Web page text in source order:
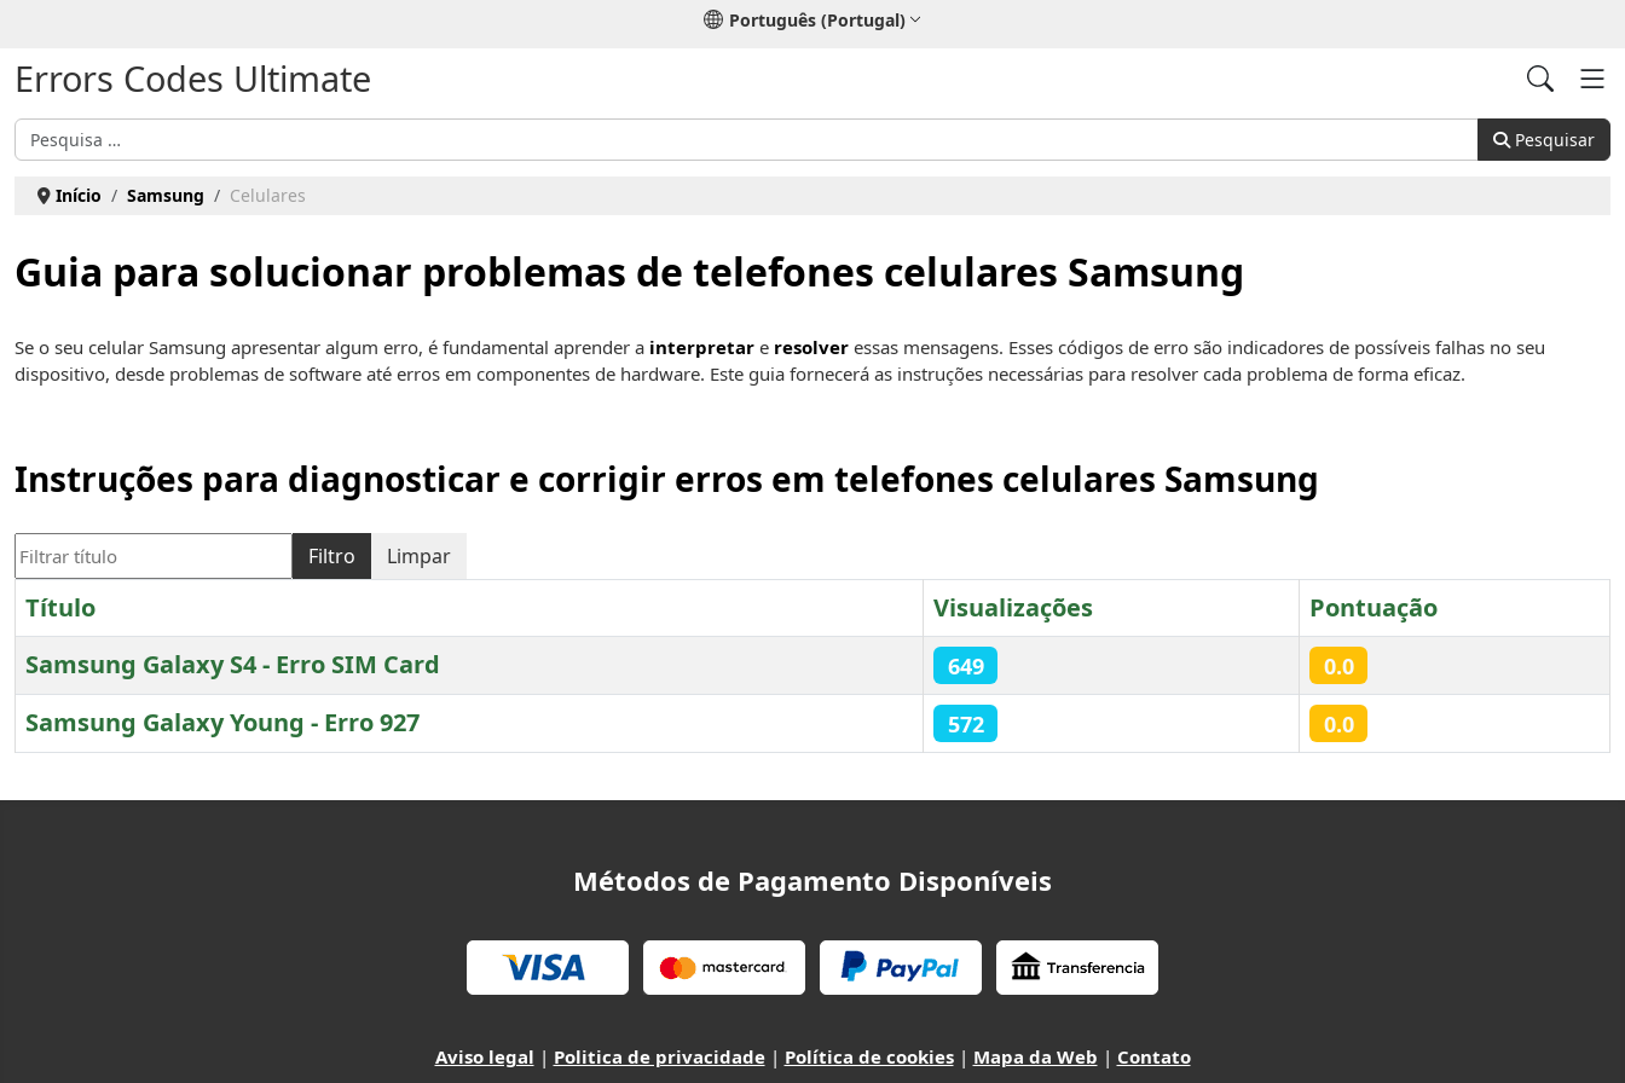
Português (Portugal)
Errors Codes Ultimate
Pesquisar Pesquisar
Início Samsung Celulares
Guia para solucionar problemas de telefones celulares Samsung
Se o seu celular Samsung apresentar algum erro, é fundamental aprender a interpretar e resolver essas mensagens. Esses códigos de erro são indicadores de possíveis falhas no seu
dispositivo, desde problemas de software até erros em componentes de hardware. Este guia fornecerá as instruções necessárias para resolver cada problema de forma eficaz.
Instruções para diagnosticar e corrigir erros em telefones celulares Samsung
Filtrar título Filtro Limpar
Título Visualizações
Pontuação
Samsung Galaxy S4 - Erro SIM Card
649 0.0
Samsung Galaxy Young - Erro 927 572 0.0
Métodos de Pagamento Disponíveis
Aviso legal | Politica de privacidade| Política de cookies| Mapa da Web | Contato